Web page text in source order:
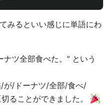
みるといい感じに単語にわ
ツ全部食べた。" という
/ドーナツ/全部/食べ/
ることができました。